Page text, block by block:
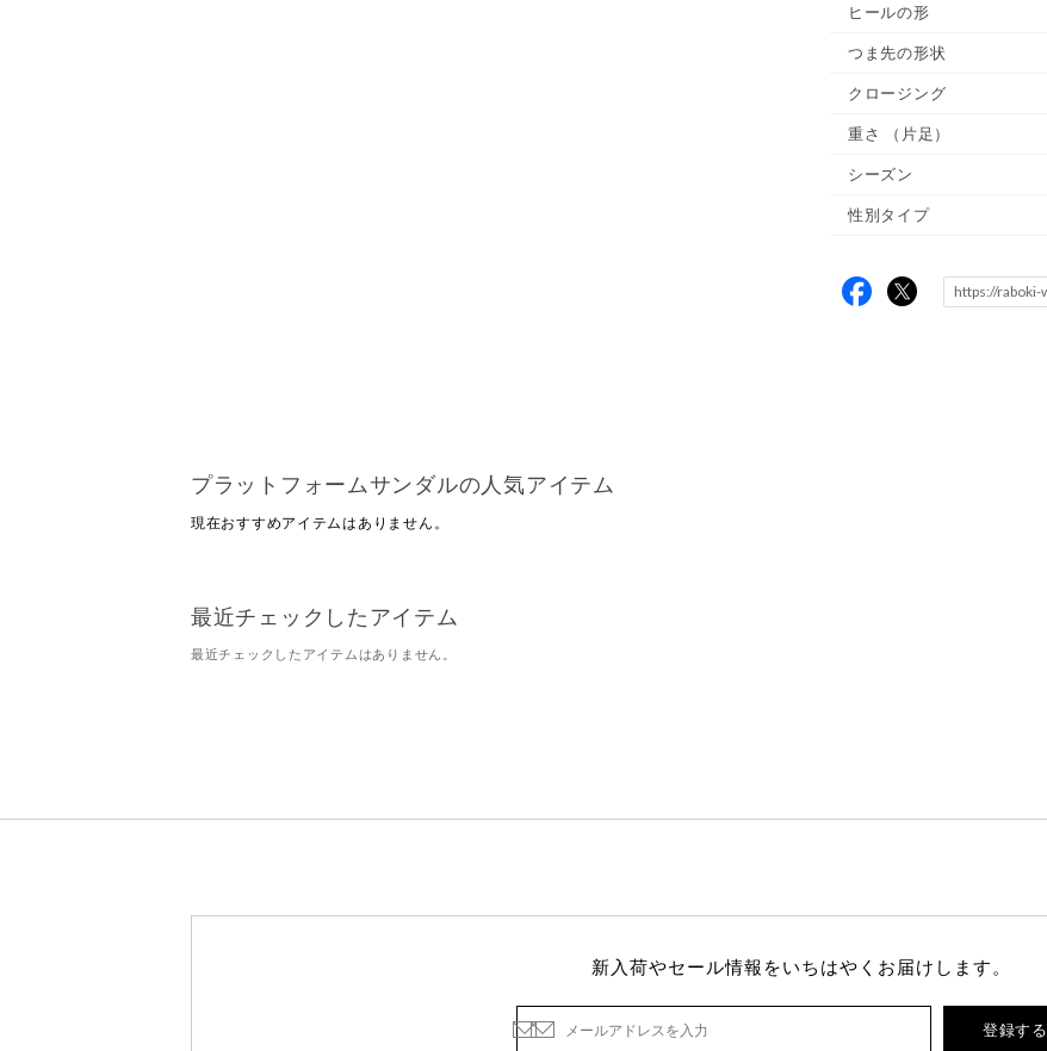
ヒールの形
つま先の形状
クロージング
重さ （片足）
シーズン
性別タイプ
プラットフォームサンダルの人気アイテム
現在おすすめアイテムはありません。
最近チェックしたアイテム
最近チェックしたアイテムはありません。
新入荷やセール情報をいちはやくお届けします。
登録する